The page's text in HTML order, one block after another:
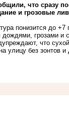
что сразу
и грозовые
понизится до
дождями, грозами
что
улицу без зонтов